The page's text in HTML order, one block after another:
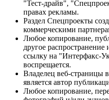
"Тест-драйв",
правах рекламы.
Раздел Спецпроекты
коммерческими
Любое копирование,
другое
ссылку на "Интерфакс-
воспрещается.
Владелец веб-страницы
является автор
Любое копирование,